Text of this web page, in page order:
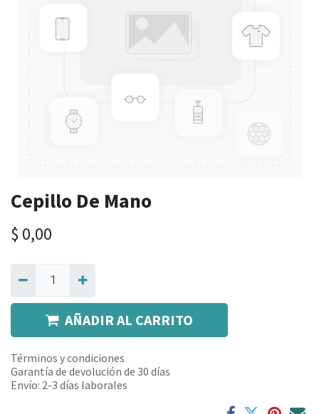
Cepillo De Mano
$ 0,00
AÑADIR AL CARRITO
Términos y condiciones
Garantía de devolución de 30 días
Envío: 2-3 días laborales